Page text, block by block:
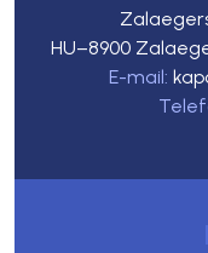
HU–8900
E-mail: